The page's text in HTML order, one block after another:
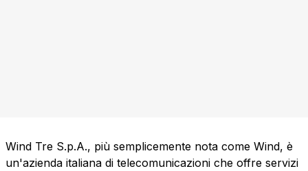
Wind Tre S.p.A., più semplicemente nota come Wind, è
un'azienda italiana di telecomunicazioni che offre servizi